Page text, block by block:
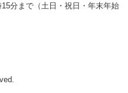
分まで（土日・祝日・年末年始